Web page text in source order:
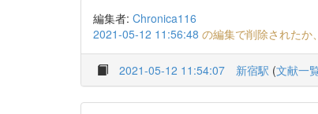
編集者: Chronica116
2021-05-12 11:56:48 の編集で削除されたか
2021-05-12 11:54:07 新宿駅 (文献一